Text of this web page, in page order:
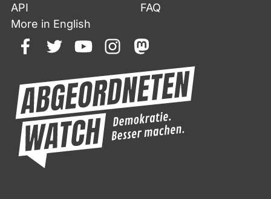
API
FAQ
More in English
facebooktwitteryoutubeinstagrammastodon